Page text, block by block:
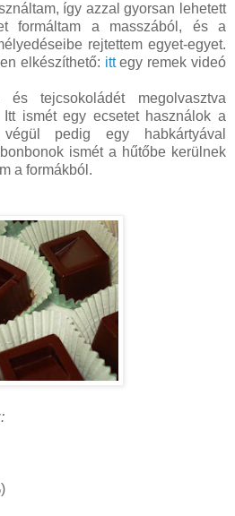
így azzal gyorsan lehetett
formáltam a masszából, és a
rejtettem egyet-egyet.
elkészíthető: ittegy remek videó
tejcsokoládét megolvasztva
Itt ismét egy ecsetet használok a
pedig egy habkártyával
ismét a hűtőbe kerülnek
a formákból.